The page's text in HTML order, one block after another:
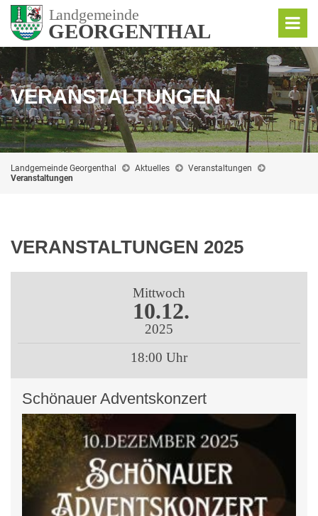
VERANSTALTUNGEN
Landgemeinde Georgenthal Aktuelles
Veranstaltungen
Veranstaltungen
VERANSTALTUNGEN 2025
Mittwoch
10.12.
2025
18:00 Uhr
Schönauer Adventskonzert